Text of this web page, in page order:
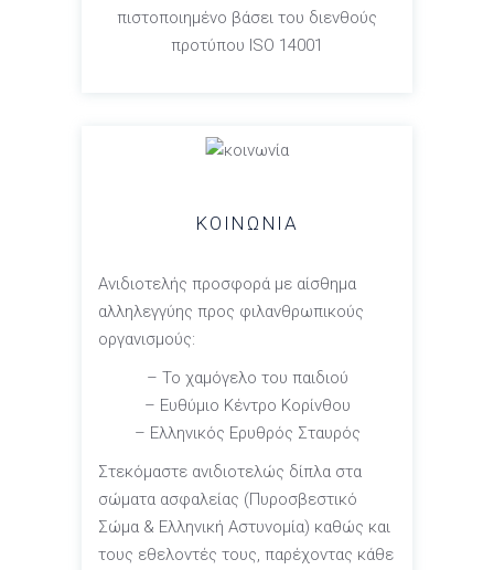
πιστοποιημένο βάσει του διενθούς
προτύπου ISO 14001
ΚΟΙΝΩΝΙΑ
Ανιδιοτελής προσφορά με αίσθημα
αλληλεγγύης προς φιλανθρωπικούς
οργανισμούς:
– Το χαμόγελο του παιδιού
– Ευθύμιο Κέντρο Κορίνθου
– Ελληνικός Ερυθρός Σταυρός
Στεκόμαστε ανιδιοτελώς δίπλα στα
σώματα ασφαλείας (Πυροσβεστικό
Σώμα & Ελληνική Αστυνομία) καθώς και
τους εθελοντές τους, παρέχοντας κάθε